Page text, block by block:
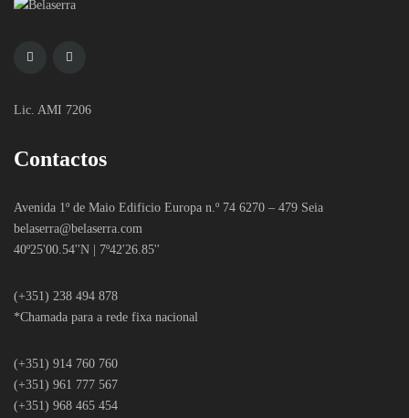
Lic. AMI 7206
Contactos
Avenida 1º de Maio Edificio Europa n.º 74 6270 – 479 Seia
belaserra@belaserra.com
40º25'00.54''N | 7º42'26.85''
(+351) 238 494 878
*Chamada para a rede fixa nacional
(+351) 914 760 760
(+351) 961 777 567
(+351) 968 465 454